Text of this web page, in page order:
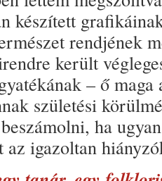
készített
rendjének
került
– ő maga
születési
ha
igazoltan